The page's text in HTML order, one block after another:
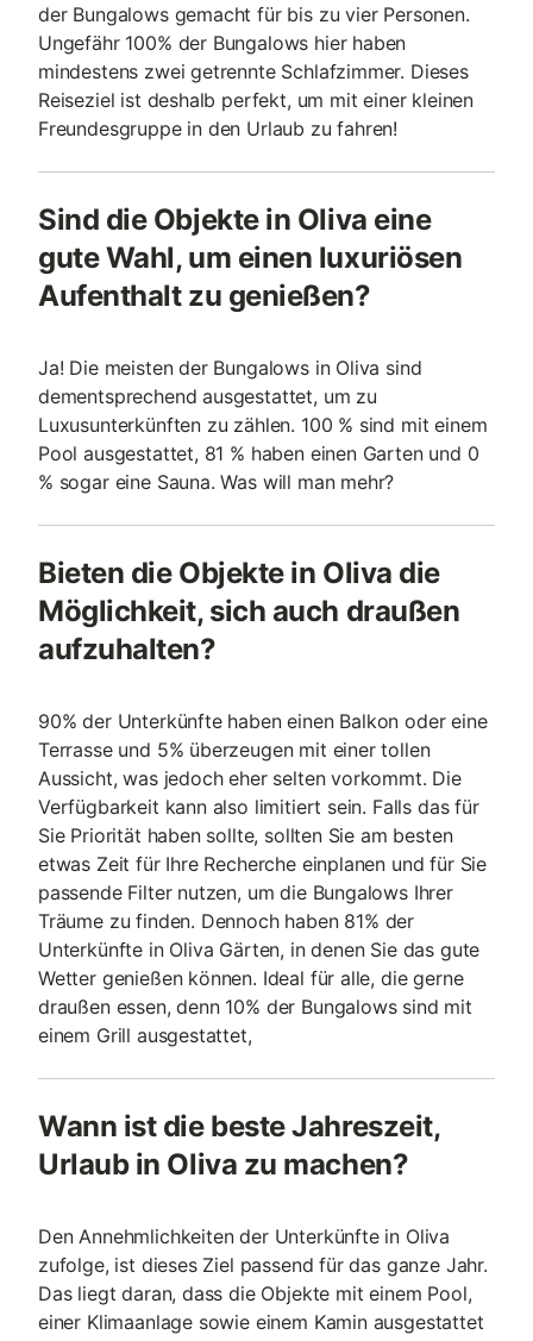
der Bungalows gemacht für bis zu vier Personen.
Ungefähr 100% der Bungalows hier haben
mindestens zwei getrennte Schlafzimmer. Dieses
Reiseziel ist deshalb perfekt, um mit einer kleinen
Freundesgruppe in den Urlaub zu fahren!
Sind die Objekte in Oliva eine
gute Wahl, um einen luxuriösen
Aufenthalt zu genießen?
Ja! Die meisten der Bungalows in Oliva sind
dementsprechend ausgestattet, um zu
Luxusunterkünften zu zählen. 100 % sind mit einem
Pool ausgestattet, 81 % haben einen Garten und 0
% sogar eine Sauna. Was will man mehr?
Bieten die Objekte in Oliva die
Möglichkeit, sich auch draußen
aufzuhalten?
90% der Unterkünfte haben einen Balkon oder eine
Terrasse und 5% überzeugen mit einer tollen
Aussicht, was jedoch eher selten vorkommt. Die
Verfügbarkeit kann also limitiert sein. Falls das für
Sie Priorität haben sollte, sollten Sie am besten
etwas Zeit für Ihre Recherche einplanen und für Sie
passende Filter nutzen, um die Bungalows Ihrer
Träume zu finden. Dennoch haben 81% der
Unterkünfte in Oliva Gärten, in denen Sie das gute
Wetter genießen können. Ideal für alle, die gerne
draußen essen, denn 10% der Bungalows sind mit
einem Grill ausgestattet,
Wann ist die beste Jahreszeit,
Urlaub in Oliva zu machen?
Den Annehmlichkeiten der Unterkünfte in Oliva
zufolge, ist dieses Ziel passend für das ganze Jahr.
Das liegt daran, dass die Objekte mit einem Pool,
einer Klimaanlage sowie einem Kamin ausgestattet